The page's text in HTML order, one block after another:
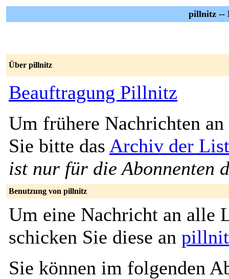
pillnitz --
Über pillnitz
Beauftragung Pillnitz
Um frühere Nachrichten an
Sie bitte das Archiv der
ist nur für die Abonnenten
Benutzung von pillnitz
Um eine Nachricht an alle
schicken Sie diese an
Sie können im folgenden